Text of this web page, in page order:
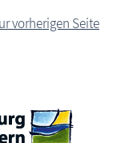
vorherigen Seite